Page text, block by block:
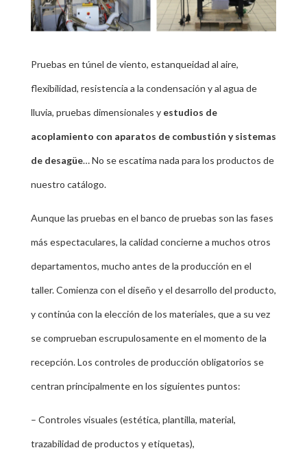
Pruebas en túnel de viento, estanqueidad al aire,
flexibilidad, resistencia a la condensación y al agua de
lluvia, pruebas dimensionales y estudios de
acoplamiento con aparatos de combustión y sistemas
de desagüe… No se escatima nada para los productos de
nuestro catálogo.
Aunque las pruebas en el banco de pruebas son las fases
más espectaculares, la calidad concierne a muchos otros
departamentos, mucho antes de la producción en el
taller. Comienza con el diseño y el desarrollo del producto,
y continúa con la elección de los materiales, que a su vez
se comprueban escrupulosamente en el momento de la
recepción. Los controles de producción obligatorios se
centran principalmente en los siguientes puntos:
– Controles visuales (estética, plantilla, material,
trazabilidad de productos y etiquetas),